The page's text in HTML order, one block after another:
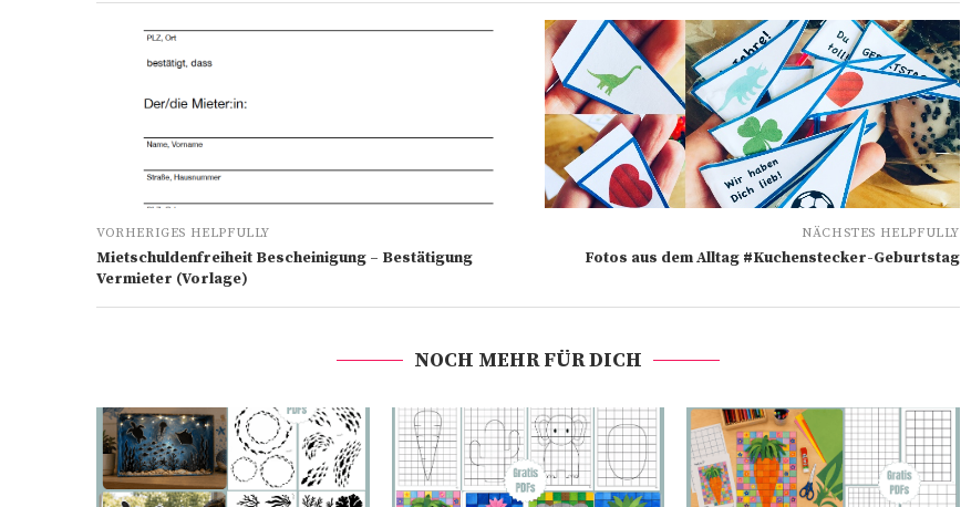
VORHERIGES HELPFULLY
Mietschuldenfreiheit Bescheinigung – Bestätigung
Vermieter (Vorlage)
NÄCHSTES HELPFULLY
Fotos aus dem Alltag #Kuchenstecker-Geburtstag
NOCH MEHR FÜR DICH